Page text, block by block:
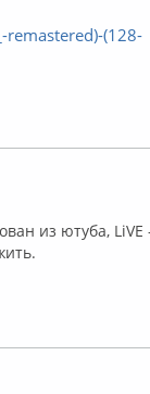
(128-
из ютуба,